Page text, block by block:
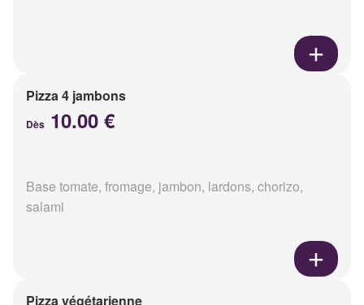
Pizza 4 jambons
Dès 10.00 €
Base tomate, fromage, jambon, lardons, chorizo,
salami
Pizza végétarienne